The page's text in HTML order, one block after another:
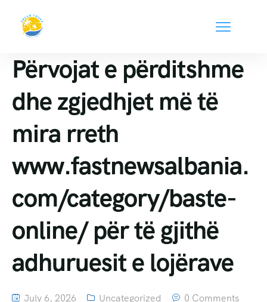
Përvojat e përditshme
dhe zgjedhjet më të
mira rreth
www.fastnewsalbania.
com/category/baste-
online/ për të gjithë
adhuruesit e lojërave
July 6, 2026 Uncategorized 0 Comments